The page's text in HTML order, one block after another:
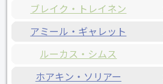
ブレイク・トレイネン
アミール・ギャレット
ルーカス・シムス
ホアキン・ソリアー